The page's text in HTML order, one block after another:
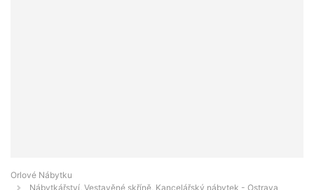
Orlové Nábytku
Nábytkářství, Vestavěné skříně, Kancelářský nábytek - Ostrava